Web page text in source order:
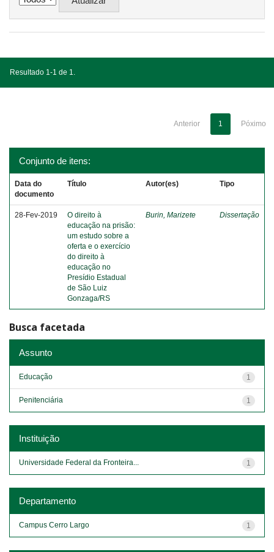
Resultado 1-1 de 1.
Anterior 1 Póximo
Conjunto de itens:
Data do
documento
Título Autor(es) Tipo
28-Fev-2019
O direito à
educação na prisão:
um estudo sobre a
oferta e o exercício
do direito à
educação no
Presídio Estadual
de São Luiz
Gonzaga/RS
Burin, Marizete Dissertação
Busca facetada
Assunto
1
Educação
1
Penitenciária
Instituição
1
Universidade Federal da Fronteira...
Departamento
1
Campus Cerro Largo